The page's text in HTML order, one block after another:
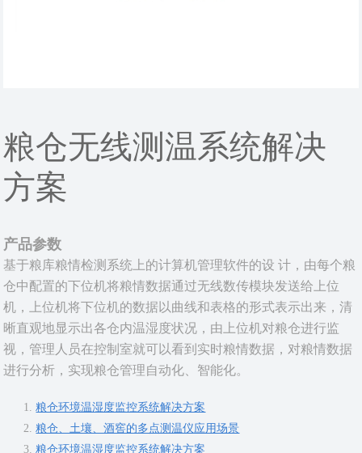
粮仓无线测温系统解决
方案
产品参数
基于粮库粮情检测系统上的计算机管理软件的设 计，由每个粮
仓中配置的下位机将粮情数据通过无线数传模块发送给上位
机，上位机将下位机的数据以曲线和表格的形式表示出来，清
晰直观地显示出各仓内温湿度状况，由上位机对粮仓进行监
视，管理人员在控制室就可以看到实时粮情数据，对粮情数据
进行分析，实现粮仓管理自动化、智能化。
粮仓环境温湿度监控系统解决方案
粮仓、土壤、酒窖的多点测温仪应用场景
粮仓环境温湿度监控系统解决方案